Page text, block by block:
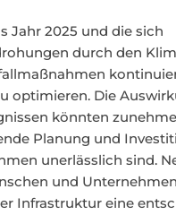
Jahr 2025 und die sich
durch den
optimieren. Die
könnten
Planung und
unerlässlich sind.
und
Infrastruktur eine